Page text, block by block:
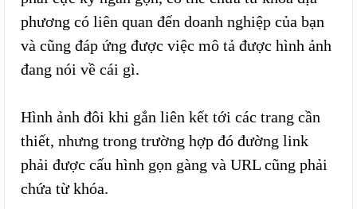
phương có liên quan đến doanh nghiệp của bạn
và cũng đáp ứng được việc mô tả được hình ảnh
đang nói về cái gì.
Hình ảnh đôi khi gắn liên kết tới các trang cần
thiết, nhưng trong trường hợp đó đường link
phải được cấu hình gọn gàng và URL cũng phải
chứa từ khóa.